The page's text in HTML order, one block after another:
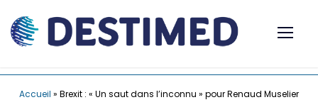
Accueil » Brexit : « Un saut dans l’inconnu » pour Renaud Muselier